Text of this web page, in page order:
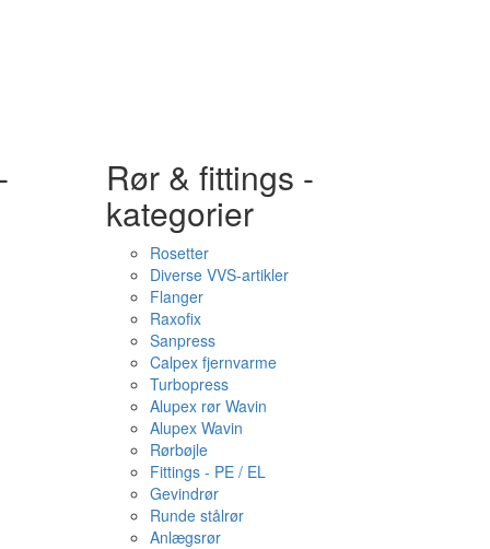
Rør & fittings -
kategorier
Rosetter
Diverse VVS-artikler
Flanger
Raxofix
Sanpress
Calpex fjernvarme
Turbopress
Alupex rør Wavin
Alupex Wavin
Rørbøjle
Fittings - PE / EL
Gevindrør
Runde stålrør
Anlægsrør